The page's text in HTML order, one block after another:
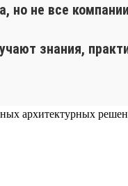
но не все
знания,
архитектурных